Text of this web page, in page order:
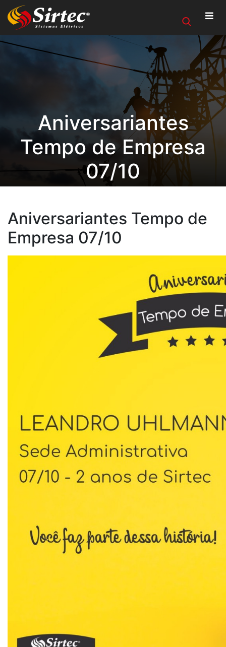
Aniversariantes
Tempo de Empresa
07/10
Aniversariantes Tempo de
Empresa 07/10